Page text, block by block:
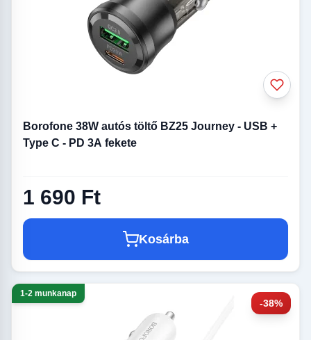
Borofone 38W autós töltő BZ25 Journey - USB +
Type C - PD 3A fekete
1 690 Ft
Kosárba
-38%
1-2 munkanap